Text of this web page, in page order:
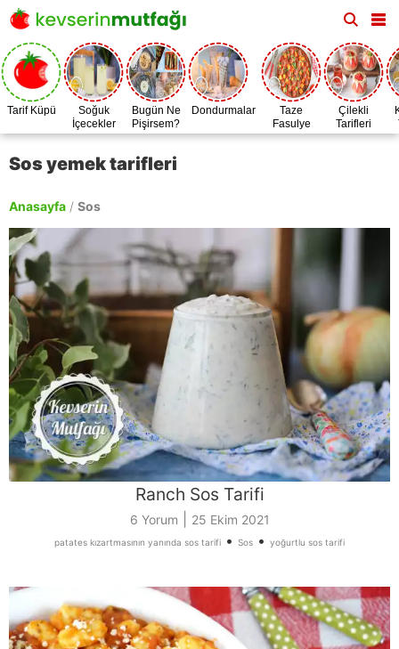
Tarif Küpü
Soğuk
İçecekler
Bugün Ne
Pişirsem?
Dondurmalar
Taze
Fasulye
Zamanı
Çilekli
Tarifleri
Sos yemek tarifleri
Anasayfa / Sos
Ranch Sos Tarifi
6 Yorum 25 Ekim 2021
patates kızartmasının yanında sos tarifi • Sos • yoğurtlu sos tarifi